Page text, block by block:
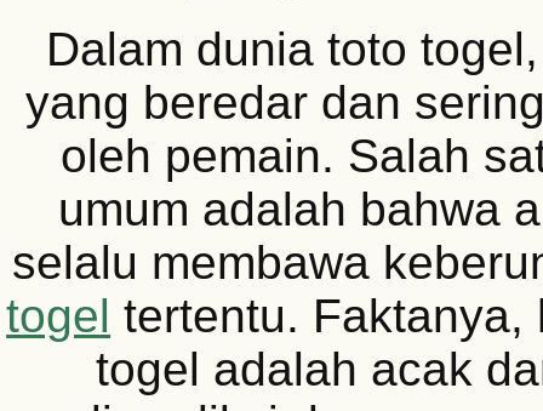
Dalam dunia toto
yang beredar dan
oleh pemain. Salah
umum adalah bahwa
selalu membawa
togel tertentu. Faktanya,
togel adalah acak